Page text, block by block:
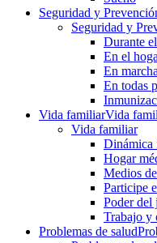
Seguridad y
Seguridad y
Durante
En el
En marcha
En todas
Vida familiarVida
Vida familiar
Dinámica
Hogar
Medios
Participe
Poder del
Trabajo y
Problemas de salud